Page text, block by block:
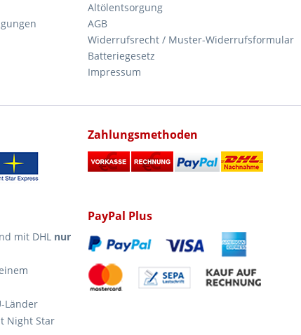
Altölentsorgung
AGB
Widerrufsrecht / Muster-Widerrufsformular
Batteriegesetz
Impressum
mit DHL nur
Länder
Night Star
Zahlungsmethoden
PayPal Plus